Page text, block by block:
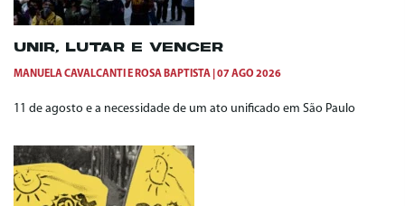
UNIR, LUTAR E VENCER
MANUELA CAVALCANTI E ROSA BAPTISTA 07 AGO 2026
11 de agosto e a necessidade de um ato unificado em São Paulo